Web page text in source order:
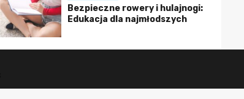
Bezpieczne rowery i hulajnogi:
Edukacja dla najmłodszych